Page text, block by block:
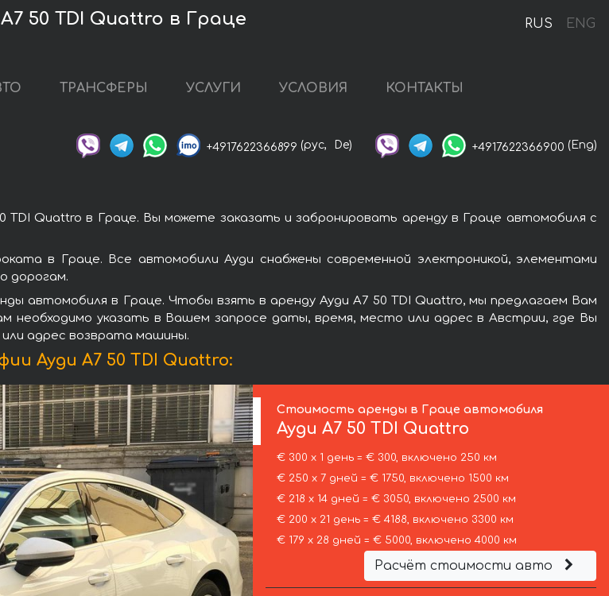
RUS ENG
50 TDI Quattro в Граце
ТРАНСФЕРЫ УСЛУГИ УСЛОВИЯ КОНТАКТЫ
+4917622366899 (рус, De) +4917622366900 (Eng)
Quattro в Граце. Вы можете заказать и забронировать аренду в Граце автомобиля с
в Граце. Все автомобили Ауди снабжены современной электроникой, элементами
дорогам.
автомобиля в Граце. Чтобы взять в аренду Ауди A7 50 TDI Quattro, мы предлагаем Вам
необходимо указать в Вашем запросе даты, время, место или адрес в Австрии, где Вы
адрес возврата машины.
Ауди A7 50 TDI Quattro:
Стоимость аренды в Граце автомобиля
Ауди A7 50 TDI Quattro
€ 300 х 1 день = € 300, включено 250 км
€ 250 х 7 дней = € 1750, включено 1500 км
€ 218 х 14 дней = € 3050, включено 2500 км
€ 200 х 21 день = € 4188, включено 3300 км
€ 179 х 28 дней = € 5000, включено 4000 км
Расчёт стоимости авто